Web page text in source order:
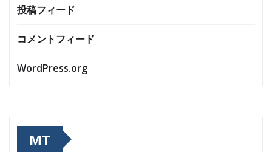
投稿フィード
コメントフィード
WordPress.org
MT